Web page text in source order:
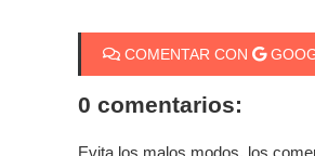
COMENTAR CON
0 comentarios:
Evita los malos modos, los